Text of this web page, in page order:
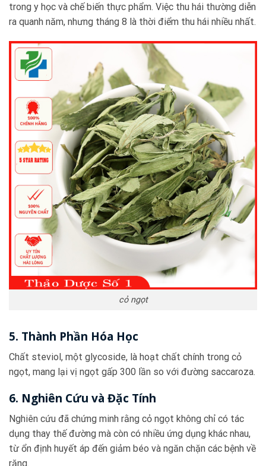
trong y học và chế biến thực phẩm. Việc thu hái thường diễn
ra quanh năm, nhưng tháng 8 là thời điểm thu hái nhiều nhất.
cỏ ngọt
5. Thành Phần Hóa Học
Chất steviol, một glycoside, là hoạt chất chính trong cỏ
ngọt, mang lại vị ngọt gấp 300 lần so với đường saccaroza.
6. Nghiên Cứu và Đặc Tính
Nghiên cứu đã chứng minh rằng cỏ ngọt không chỉ có tác
dụng thay thế đường mà còn có nhiều ứng dụng khác nhau,
từ ổn định huyết áp đến giảm béo và ngăn chặn các bệnh về
răng.